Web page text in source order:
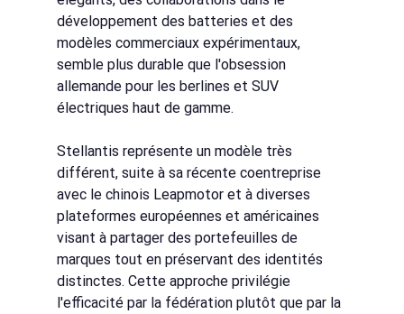
développement des batteries et des
modèles commerciaux expérimentaux,
semble plus durable que l'obsession
allemande pour les berlines et SUV
électriques haut de gamme.
Stellantis représente un modèle très
différent, suite à sa récente coentreprise
avec le chinois Leapmotor et à diverses
plateformes européennes et américaines
visant à partager des portefeuilles de
marques tout en préservant des identités
distinctes. Cette approche privilégie
l'efficacité par la fédération plutôt que par la